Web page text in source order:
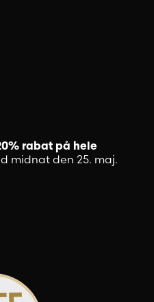
rabat på hele
midnat den 25. maj.